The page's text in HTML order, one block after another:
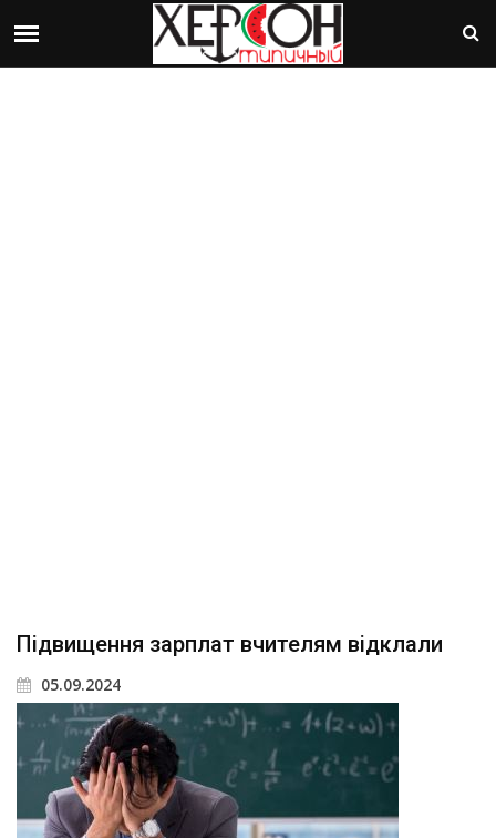
Підвищення зарплат вчителям відклали
05.09.2024